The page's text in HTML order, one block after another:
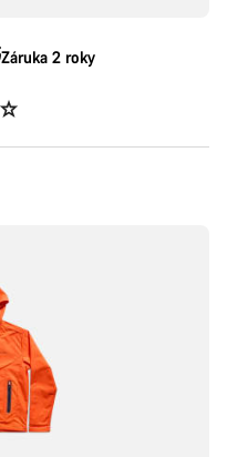
Záruka 2 roky